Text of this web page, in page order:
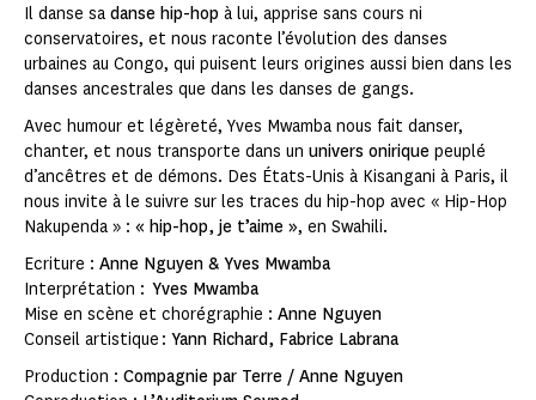
Il danse sa danse hip-hop à lui, apprise sans cours ni
conservatoires, et nous raconte l’évolution des danses
urbaines au Congo, qui puisent leurs origines aussi bien dans les
danses ancestrales que dans les danses de gangs.
Avec humour et légèreté, Yves Mwamba nous fait danser,
chanter, et nous transporte dans un univers onirique peuplé
d’ancêtres et de démons. Des États-Unis à Kisangani à Paris, il
nous invite à le suivre sur les traces du hip-hop avec « Hip-Hop
Nakupenda » : « hip-hop, je t’aime », en Swahili.
Ecriture : Anne Nguyen & Yves Mwamba
Interprétation : Yves Mwamba
Mise en scène et chorégraphie : Anne Nguyen
Conseil artistique : Yann Richard, Fabrice Labrana
Production : Compagnie par Terre / Anne Nguyen